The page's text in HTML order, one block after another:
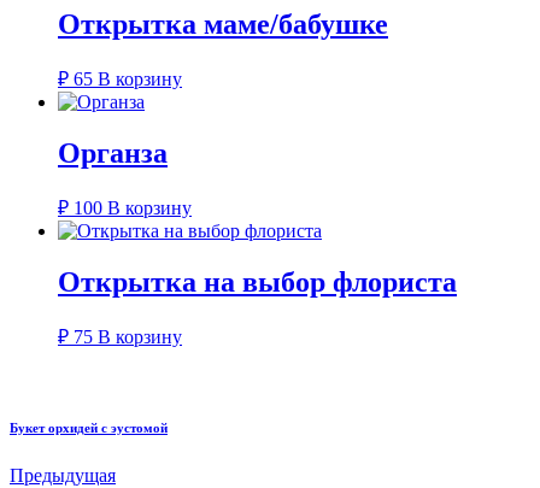
Открытка маме/бабушке
₽ 65 В корзину
Органза
₽ 100 В корзину
Открытка на выбор флориста
₽ 75 В корзину
Букет орхидей с эустомой
Предыдущая